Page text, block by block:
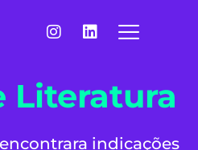
Literatura
indicações